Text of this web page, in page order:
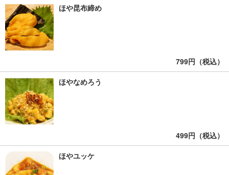
ほや昆布締め
799円（税込）
ほやなめろう
499円（税込）
ほやユッケ